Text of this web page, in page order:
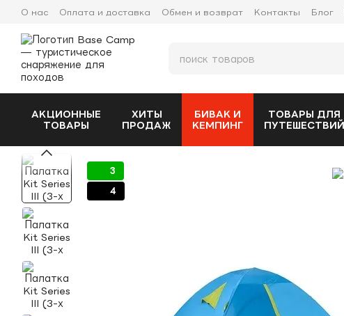
Перейти к основному контенту
О нас Оплата и доставка Обмен и возврат Контакты Блог
АКЦИОННЫЕ
ТОВАРЫ
ХИТЫ
ПРОДАЖ
БИВАК И
КЕМПИНГ
ТОВАРЫ ДЛЯ
ПУТЕШЕСТВИЙ
3
4